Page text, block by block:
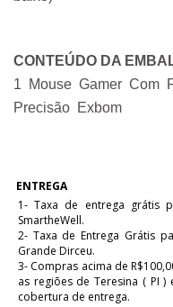
CONTEÚDO DA
1 Mouse Gamer Com
Precisão  Exbom
ENTREGA
1- Taxa de entrega grátis
SmartheWell.
2- Taxa de Entrega Grátis
Grande Dirceu.
3- Compras acima de
as regiões de Teresina ( PI
cobertura de entrega.